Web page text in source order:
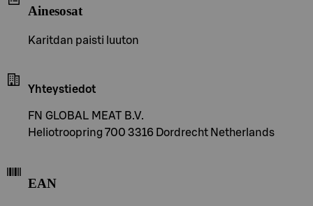
Ainesosat
Karitdan paisti luuton
Yhteystiedot
FN GLOBAL MEAT B.V.
Heliotroopring 700 3316 Dordrecht Netherlands
EAN